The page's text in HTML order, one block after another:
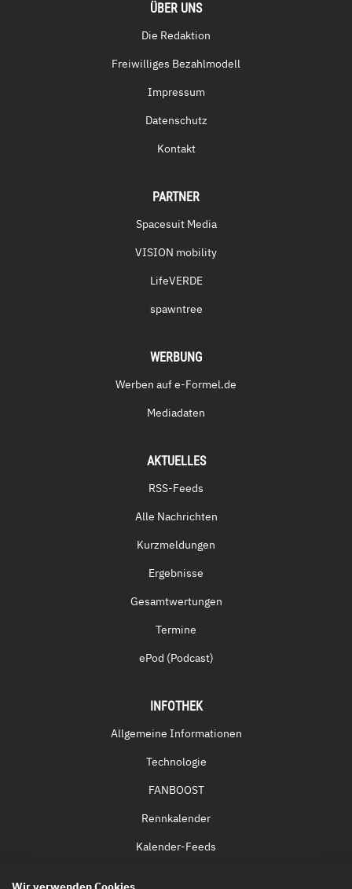
ÜBER UNS
Die Redaktion
Freiwilliges Bezahlmodell
Impressum
Datenschutz
Kontakt
PARTNER
Spacesuit Media
VISION mobility
LifeVERDE
spawntree
WERBUNG
Werben auf e-Formel.de
Mediadaten
AKTUELLES
RSS-Feeds
Alle Nachrichten
Kurzmeldungen
Ergebnisse
Gesamtwertungen
Termine
ePod (Podcast)
INFOTHEK
Allgemeine Informationen
Technologie
FANBOOST
Rennkalender
Kalender-Feeds